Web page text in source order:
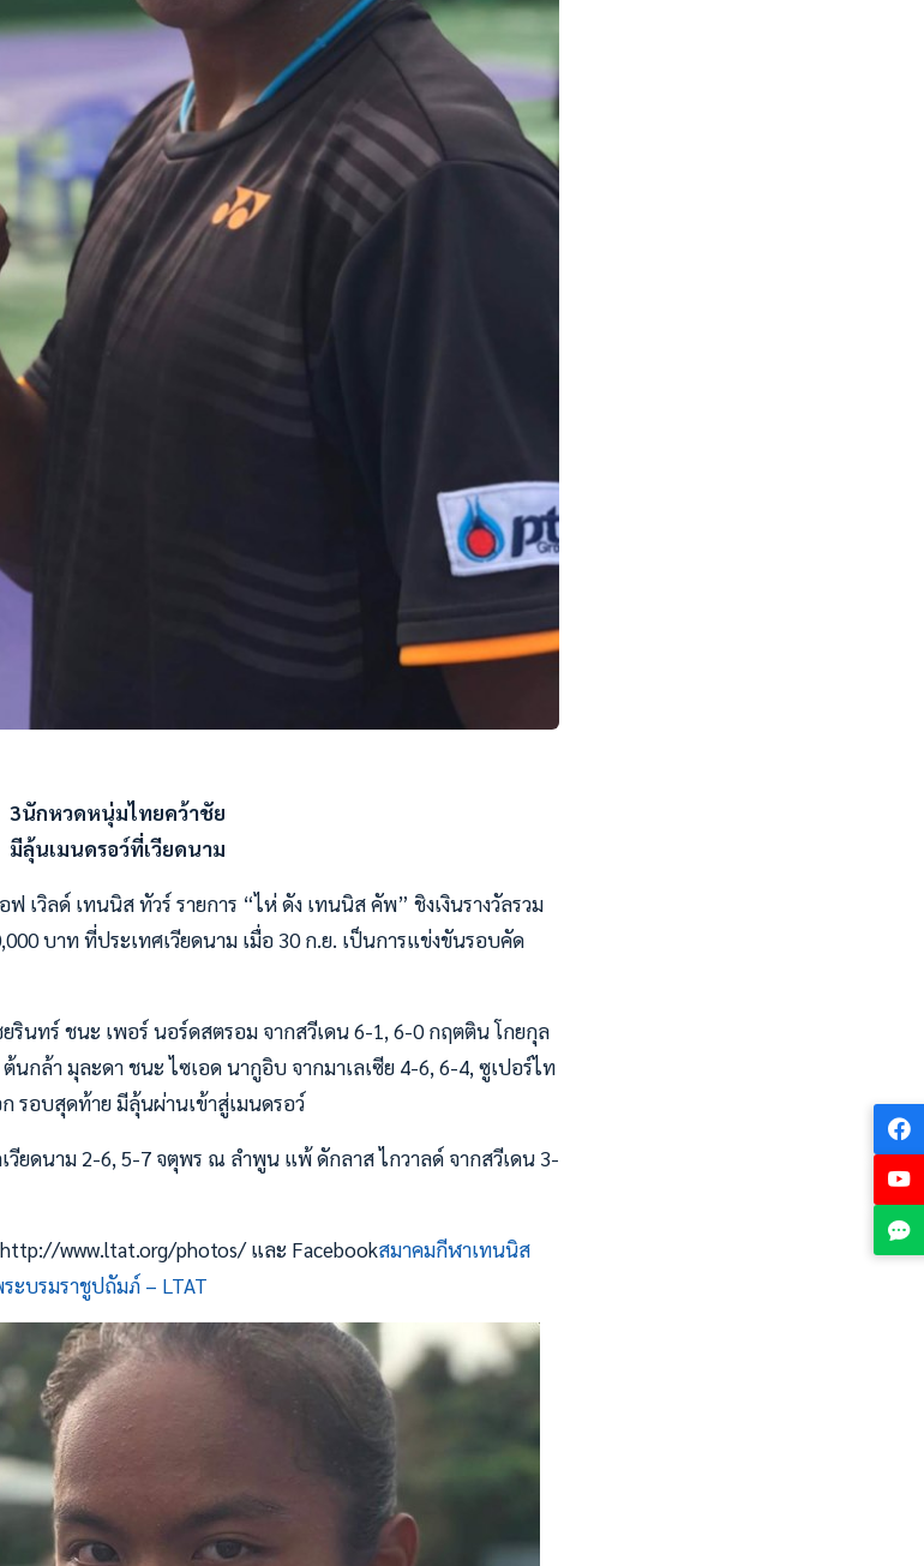
3นักหวดหนุ่มไทยคว้าชัย
มีลุ้นเมนดรอว์ที่เวียดนาม
เวิลด์ เทนนิส ทัวร์ รายการ “ไห่ ดัง เทนนิส คัพ” ชิงเงินรางวัลรวม
บาท ที่ประเทศเวียดนาม เมื่อ 30 ก.ย. เป็นการแข่งขันรอบคัด
รินทร์ ชนะ เพอร์ นอร์ดสตรอม จากสวีเดน 6-1, 6-0 กฤตติน โกยกุล
นกล้า มุละดา ชนะ ไซเอด นากูอิบ จากมาเลเซีย 4-6, 6-4, ซูเปอร์ไท
รอบสุดท้าย มีลุ้นผ่านเข้าสู่เมนดรอว์
ยดนาม 2-6, 5-7 จตุพร ณ ลำพูน แพ้ ดักลาส ไกวาลด์ จากสวีเดน 3-
www.ltat.org/photos/ และ Facebookสมาคมกีฬาเทนนิส
ะบรมราชูปถัมภ์ – LTAT